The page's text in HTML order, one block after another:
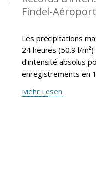
Findel-Aéroport
Les précipitations
24 heures (50.9 l/
d’intensité absolus
enregistrements en
Mehr Lesen